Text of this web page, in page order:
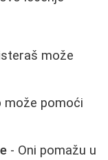
može
može pomoći
- Oni pomažu u